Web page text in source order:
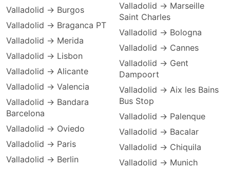
Valladolid → Burgos
Valladolid → Braganca PT
Valladolid → Merida
Valladolid → Lisbon
Valladolid → Alicante
Valladolid → Valencia
Valladolid → Bandara
Barcelona
Valladolid → Oviedo
Valladolid → Paris
Valladolid → Berlin
Valladolid → Marseille
Saint Charles
Valladolid → Bologna
Valladolid → Cannes
Valladolid → Gent
Dampoort
Valladolid → Aix les Bains
Bus Stop
Valladolid → Palenque
Valladolid → Bacalar
Valladolid → Chiquila
Valladolid → Munich